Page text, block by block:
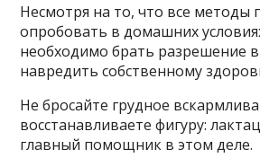
Несмотря на то, что все методы
опробовать в домашних
необходимо брать разрешение
навредить собственному
Не бросайте грудное
восстанавливаете фигуру:
главный помощник в этом деле.